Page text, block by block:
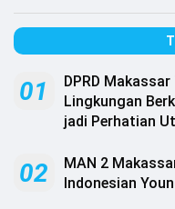
01
DPRD
Lingkungan
jadi Perhatian
02
MAN 2
Indonesian